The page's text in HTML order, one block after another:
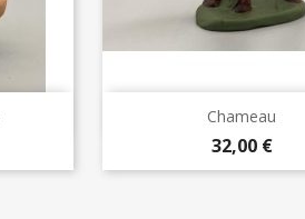
Chameau
Prix
32,00 €
Aperçu rapide